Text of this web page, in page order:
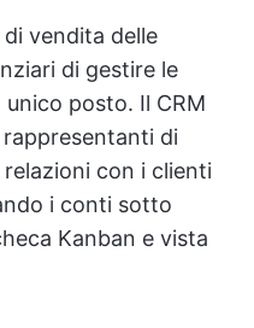
vendita delle
di gestire le
posto. Il CRM
di
con i clienti
i conti sotto
Kanban e vista